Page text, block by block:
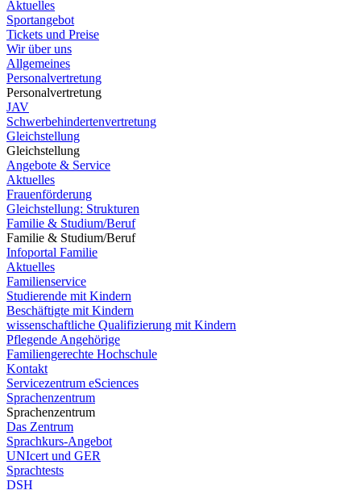
Aktuelles
Sportangebot
Tickets und Preise
Wir über uns
Allgemeines
Personalvertretung
Personalvertretung
JAV
Schwerbehindertenvertretung
Gleichstellung
Gleichstellung
Angebote & Service
Aktuelles
Frauenförderung
Gleichstellung: Strukturen
Familie & Studium/Beruf
Familie & Studium/Beruf
Infoportal Familie
Aktuelles
Familienservice
Studierende mit Kindern
Beschäftigte mit Kindern
wissenschaftliche Qualifizierung mit Kindern
Pflegende Angehörige
Familiengerechte Hochschule
Kontakt
Servicezentrum eSciences
Sprachenzentrum
Sprachenzentrum
Das Zentrum
Sprachkurs-Angebot
UNIcert und GER
Sprachtests
DSH